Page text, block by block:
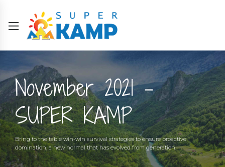
November 2021 -
SUPER KAMP
Bring to the table win-win survival strategies to ensure proactive
domination, a new normal that has evolved from generation.